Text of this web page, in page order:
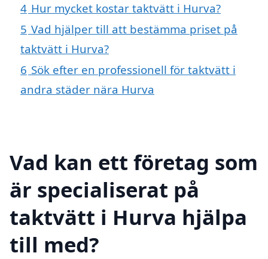
4 Hur mycket kostar taktvätt i Hurva?
5 Vad hjälper till att bestämma priset på
taktvätt i Hurva?
6 Sök efter en professionell för taktvätt i
andra städer nära Hurva
Vad kan ett företag som
är specialiserat på
taktvätt i Hurva hjälpa
till med?